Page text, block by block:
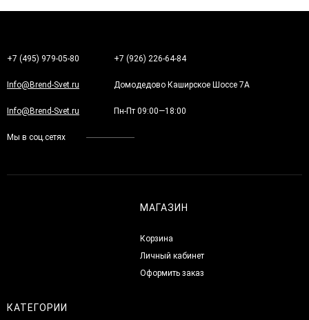
+7 (495) 979-05-80 +7 (926) 226-64-84
Info@Brend-Svet.ru Домодедово Каширское Шоссе 7А
Info@Brend-Svet.ru Пн-Пт 09:00—18:00
Мы в соц.сетях
МАГАЗИН
Корзина
Личный кабинет
Оформить заказ
КАТЕГОРИИ